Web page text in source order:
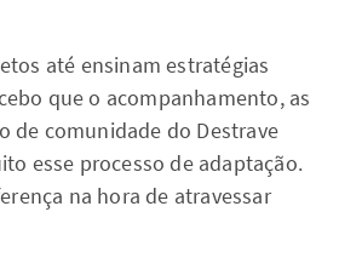
até ensinam estratégias
que o acompanhamento, as
de comunidade do Destrave
esse processo de adaptação.
na hora de atravessar